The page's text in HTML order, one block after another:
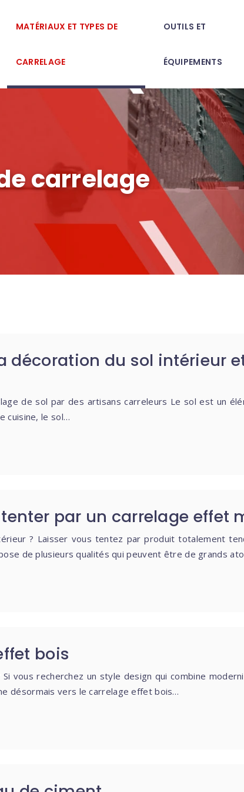
MATÉRIAUX ET TYPES DE
CARRELAGE
OUTILS ET
ÉQUIPEMENTS
carrelage
décoration du sol intérieur
de sol par des artisans carreleurs Le sol est un
cuisine, le sol…
par un carrelage effet
? Laisser vous tentez par produit totalement
de plusieurs qualités qui peuvent être de grands
bois
vous recherchez un style design qui combine
désormais vers le carrelage effet bois…